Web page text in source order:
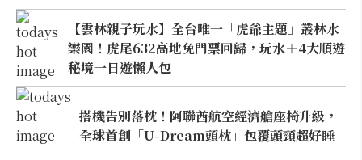
【雲林親子玩水】全台唯一「虎爺主題」叢林水
樂園！虎尾632高地免門票回歸，玩水＋4大順遊
秘境一日遊懶人包
搭機告別落枕！阿聯酋航空經濟艙座椅升級，
全球首創「U-Dream頭枕」包覆頭頸超好睡